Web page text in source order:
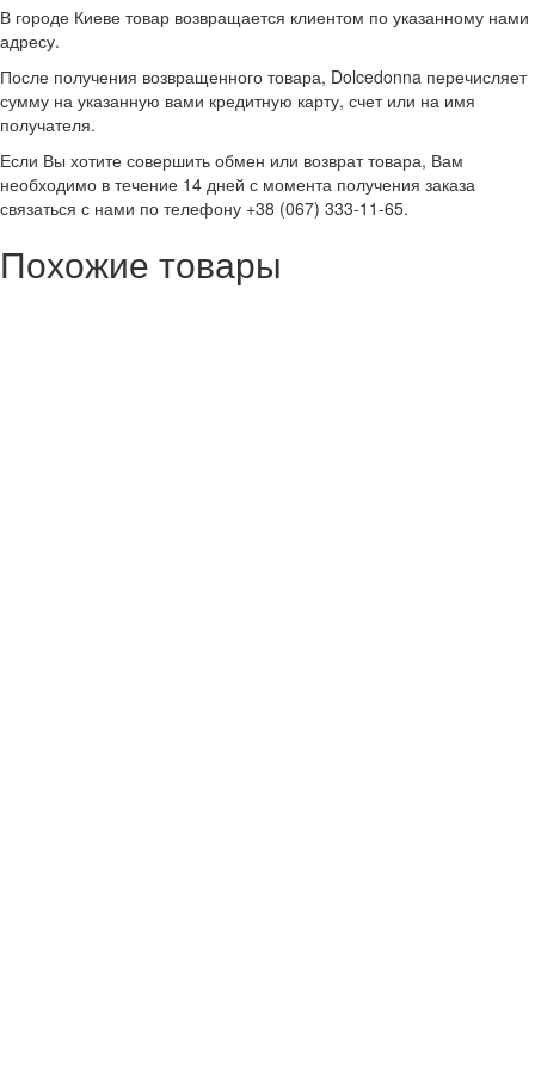
В городе Киеве товар возвращается клиентом по указанному нами
адресу.
После получения возвращенного товара, Dolcedonna перечисляет
сумму на указанную вами кредитную карту, счет или на имя
получателя.
Если Вы хотите совершить обмен или возврат товара, Вам
необходимо в течение 14 дней с момента получения заказа
связаться с нами по телефону +38 (067) 333-11-65.
Похожие товары